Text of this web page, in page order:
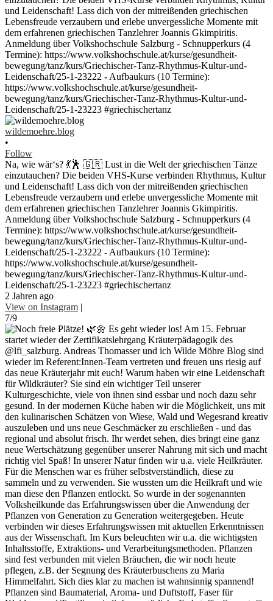
wildemoehre.blog
•
Follow
Na, wie wär‘s? 💃🕺 🇬🇷 Lust in die Welt der griechischen Tänze
einzutauchen? Die beiden VHS-Kurse verbinden Rhythmus, Kultur
und Leidenschaft! Lass dich von der mitreißenden griechischen
Lebensfreude verzaubern und erlebe unvergessliche Momente mit
dem erfahrenen griechischen Tanzlehrer Joannis Gkimpiritis.
Anmeldung über Volkshochschule Salzburg - Schnupperkurs (4
Termine): https://www.volkshochschule.at/kurse/gesundheit-
bewegung/tanz/kurs/Griechischer-Tanz-Rhythmus-Kultur-und-
Leidenschaft/25-1-23222 - Aufbaukurs (10 Termine):
https://www.volkshochschule.at/kurse/gesundheit-
bewegung/tanz/kurs/Griechischer-Tanz-Rhythmus-Kultur-und-
Leidenschaft/25-1-23223 #griechischertanz
2 Jahren ago
View on Instagram |
7/9